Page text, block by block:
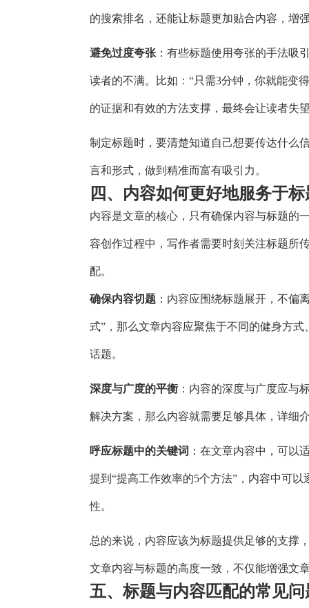
的搜索排名，还能让标题更加贴合内容，增
避免过度夸张 ：有些标题使用夸张的手法吸
读者的不满。比如：“只需3分钟，你就能变
的证据和有效的方法支撑，最终会让读者失
制定标题时，要清楚知道自己想要传达什么
言和形式，做到精准而富有吸引力。
四、内容如何更好地服务于标
内容是文章的核心，只有确保内容与标题的
容创作过程中，写作者需要时刻关注标题所
配。
确保内容切题 ：内容应围绕标题展开，不偏
式”，那么文章内容应聚焦于不同的健身方
话题。
深度与广度的平衡 ：内容的深度与广度应与
解决方案，那么内容就需要足够具体，详细
呼应标题中的关键词 ：在文章内容中，可以
提到“提高工作效率的5个方法”，内容中可
性。
总的来说，内容应该为标题提供足够的支撑
文章内容与标题的高度一致，不仅能增强文
五、标题与内容匹配的常见